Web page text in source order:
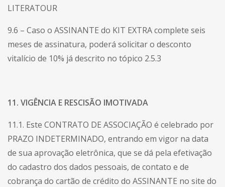
LITERATOUR
9.6 – Caso o ASSINANTE do KIT EXTRA complete seis
meses de assinatura, poderá solicitar o desconto
vitalício de 10% já descrito no tópico 2.5.3
11. VIGÊNCIA E RESCISÃO IMOTIVADA
11.1. Este CONTRATO DE ASSOCIAÇÃO é celebrado por
PRAZO INDETERMINADO, entrando em vigor na data
de sua aprovação eletrônica, que se dá pela efetivação
do cadastro dos dados pessoais, de contato e de
cobrança do cartão de crédito do ASSINANTE no site do